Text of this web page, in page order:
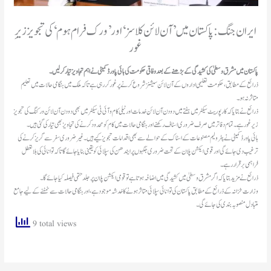
ایران جنگ: پاکستان میں ’آن لائن کلاسز‘ اور ’ورک فرام ہوم‘ کی تجویز زیرِ
غور
پاکستان میں مشرق وسطیٰ کی کشیدگی کے بڑھنے کے بعد وفاقی حکومت کی ہائی پاورڈ کمیٹی نے اہم تجاویز تیار کرلیں۔
ذرائع کے مطابق، حکومت تعلیمی اداروں کے آن لائن سیشنز شروع کرنے پر غور کر رہی ہے تاکہ ملک میں ہنگامی حالات میں تعلیم
متاثر نہ ہو۔
ذرائع نے بتایا کہ کارپوریٹ سیکٹر میں ہفتے میں دو دن آن لائن خدمات اور ٹیلی کام و آئی ٹی سیکٹر میں بھی دو دن آن لائن ورکنگ کی تجویز
زیرغور ہے۔ تمام دفاتر میں صرف ضروری اسٹاف رکھنے اور ہنگامی حالات میں کام کو محدود کرنے کی تجاویز بھی تیار کی گئی ہیں۔
ہائی پاورڈ کمیٹی نے پٹرولیم مصنوعات کے اسٹاک کے حوالے سے بھی اقدامات تجویز کیے ہیں۔ غیرضروری سفر سے گریز کرنے کی
ترغیب دی جائے گی اور قومی ایکشن پلان کے تحت ضروری جگہوں پر ایندھن کی سپلائی کو یقینی بنایا جائے گا تاکہ توانائی کی بلا تعطل
فراہمی برقرار رہے۔
ذرائع نے مزید بتایا کہ اگر مشرق وسطیٰ میں کشیدگی میں اضافہ ہوتا ہے تو قومی ایکشن پلان پر جلد حتمی فیصلہ کیا جائے گا۔
وزارت خزانہ کے ذرائع کے مطابق پاکستان کی توانائی سپلائی متاثر ہونے کا خدشہ موجود ہے، اور ہنگامی حالات سے نمٹنے کے لیے جامع
متبادل منصوبہ بندی کی جائے گی۔
9 total views